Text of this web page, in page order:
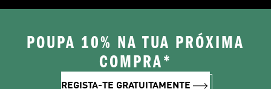
POUPA 10% NA TUA PRÓXIMA
COMPRA*
REGISTA-TE GRATUITAMENTE